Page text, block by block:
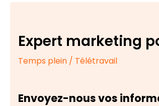
Expert marketing
Temps plein / Télétravail
Envoyez-nous vos